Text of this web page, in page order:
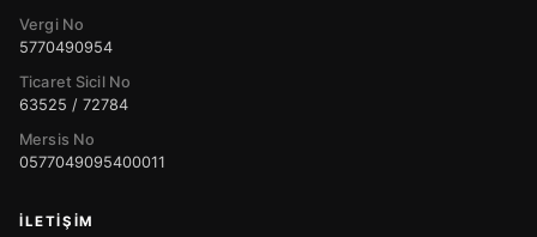
Vergi No
5770490954
Ticaret Sicil No
63525 / 72784
Mersis No
0577049095400011
İLETIŞIM